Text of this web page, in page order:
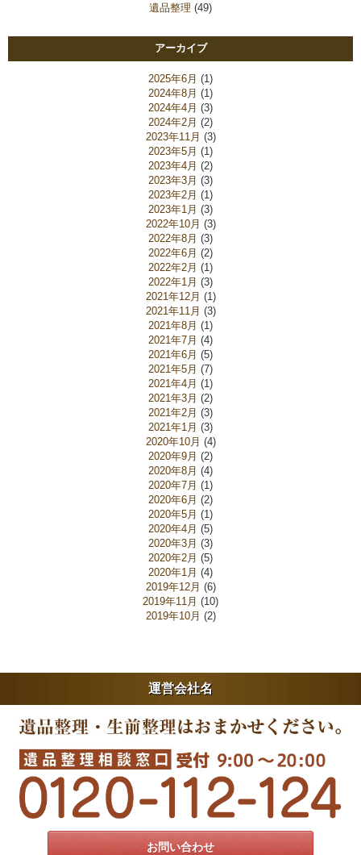
遺品整理 (49)
アーカイブ
2025年6月 (1)
2024年8月 (1)
2024年4月 (3)
2024年2月 (2)
2023年11月 (3)
2023年5月 (1)
2023年4月 (2)
2023年3月 (3)
2023年2月 (1)
2023年1月 (3)
2022年10月 (3)
2022年8月 (3)
2022年6月 (2)
2022年2月 (1)
2022年1月 (3)
2021年12月 (1)
2021年11月 (3)
2021年8月 (1)
2021年7月 (4)
2021年6月 (5)
2021年5月 (7)
2021年4月 (1)
2021年3月 (2)
2021年2月 (3)
2021年1月 (3)
2020年10月 (4)
2020年9月 (2)
2020年8月 (4)
2020年7月 (1)
2020年6月 (2)
2020年5月 (1)
2020年4月 (5)
2020年3月 (3)
2020年2月 (5)
2020年1月 (4)
2019年12月 (6)
2019年11月 (10)
2019年10月 (2)
運営会社名
お問い合わせ